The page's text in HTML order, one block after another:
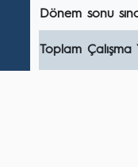
Dönem sonu
Toplam Çalışma